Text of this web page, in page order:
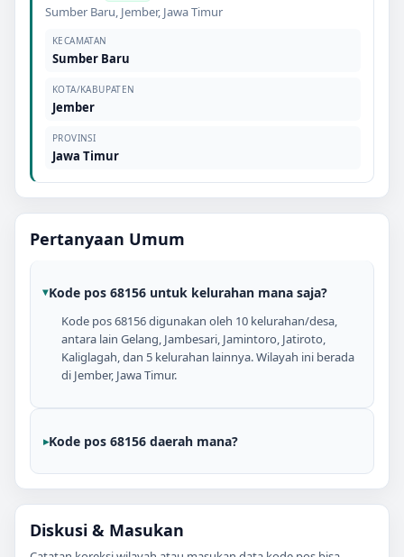
Sumber Baru, Jember, Jawa Timur
KECAMATAN
Sumber Baru
KOTA/KABUPATEN
Jember
PROVINSI
Jawa Timur
Pertanyaan Umum
Kode pos 68156 untuk kelurahan mana saja?
Kode pos 68156 digunakan oleh 10 kelurahan/desa,
antara lain Gelang, Jambesari, Jamintoro, Jatiroto,
Kaliglagah, dan 5 kelurahan lainnya. Wilayah ini berada
di Jember, Jawa Timur.
Kode pos 68156 daerah mana?
Diskusi & Masukan